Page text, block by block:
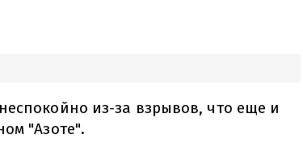
из-за взрывов, что еще и
"Азоте".